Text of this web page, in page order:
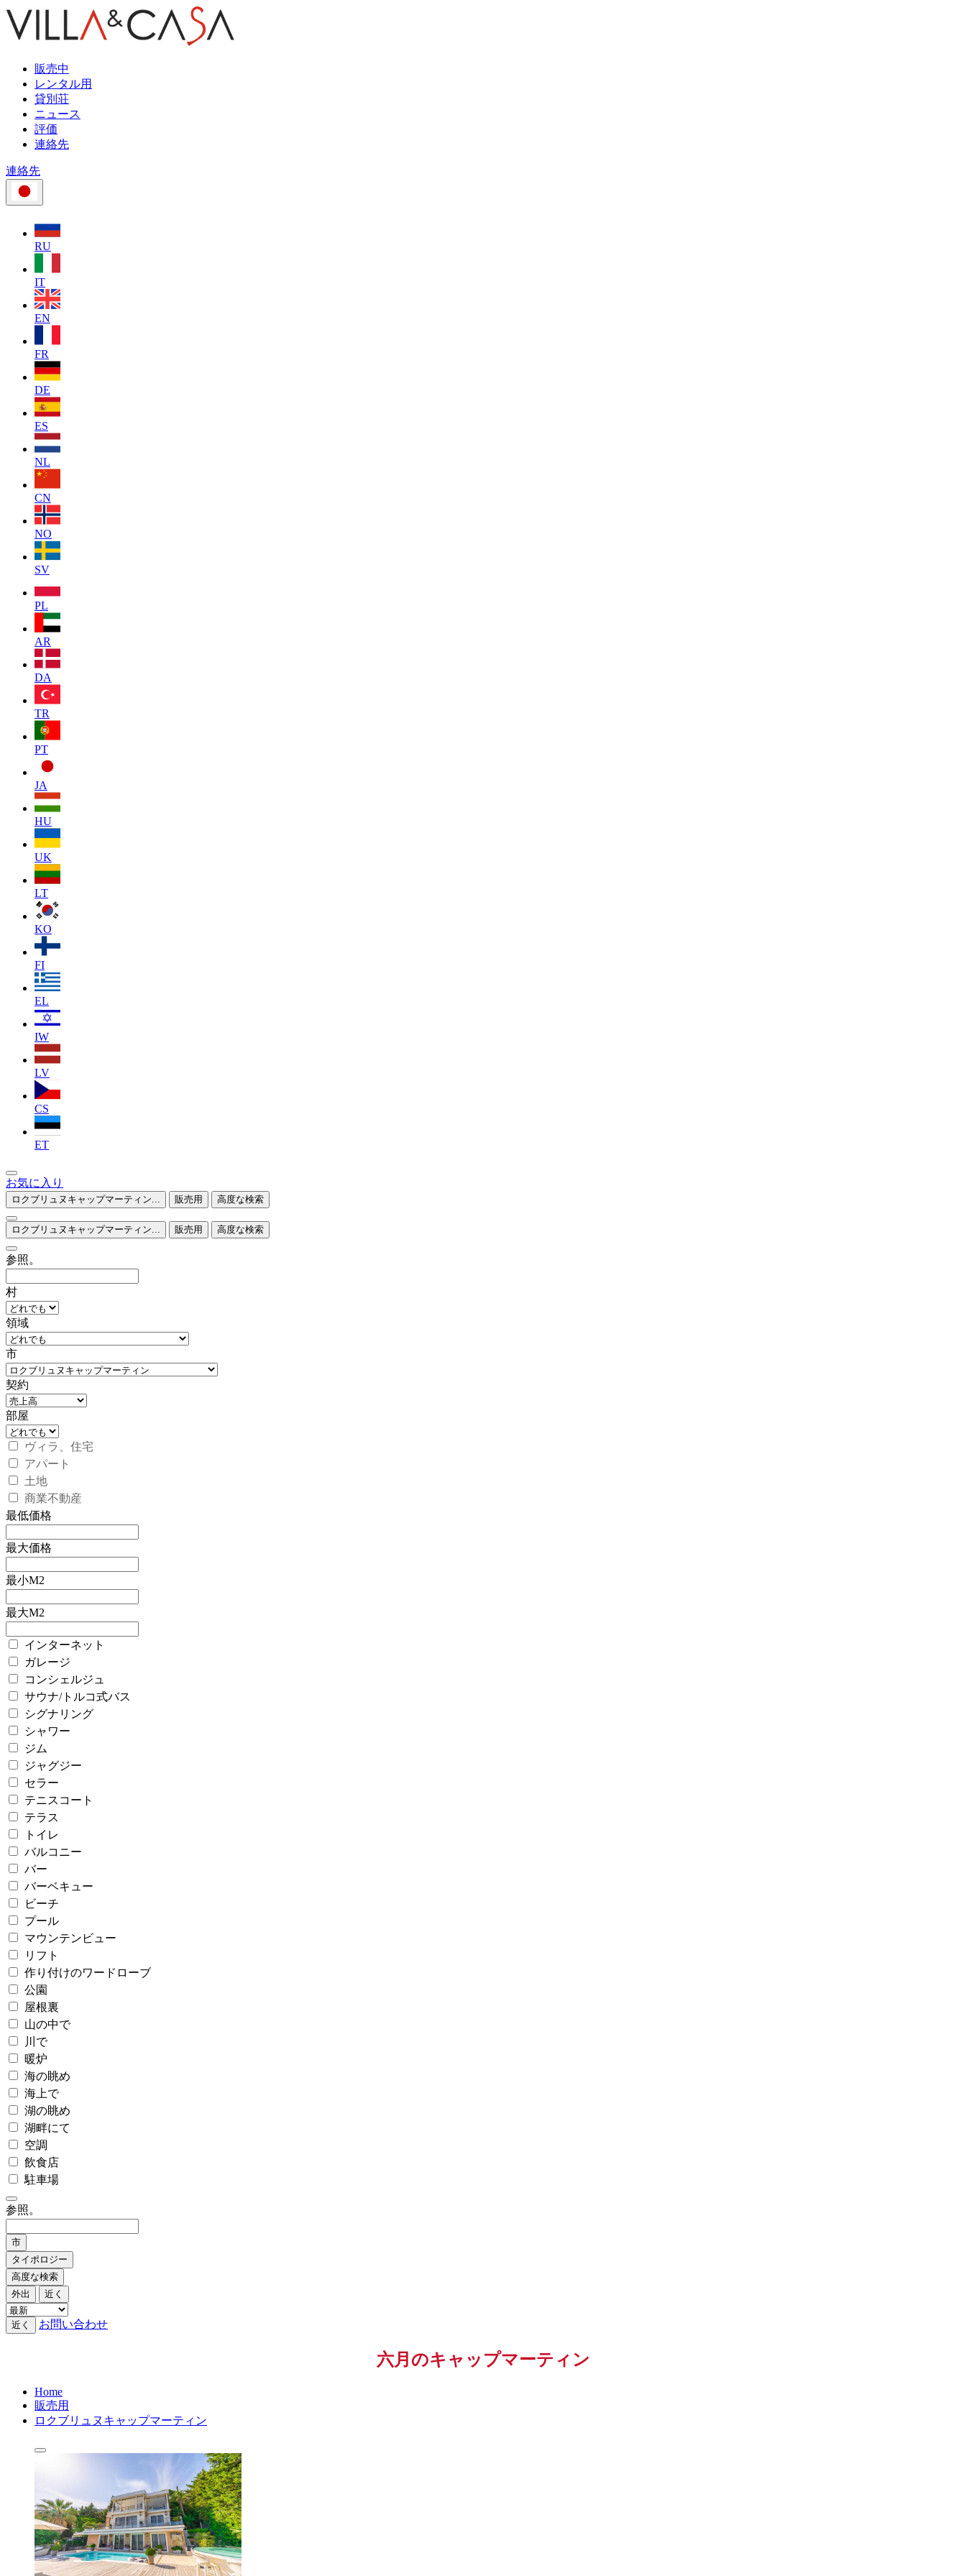
販売中
レンタル用
貸別荘
ニュース
評価
連絡先
連絡先
RU
IT
EN
FR
DE
ES
NL
CN
NO
SV
PL
AR
DA
TR
PT
JA
HU
UK
LT
KO
FI
EL
IW
LV
CS
ET
お気に入り
ロクブリュヌキャップマーティン... 販売用 高度な検索
ロクブリュヌキャップマーティン... 販売用 高度な検索
参照。
村
領域
市
契約
部屋
ヴィラ、住宅
アパート
土地
商業不動産
最低価格
最大価格
最小M2
最大M2
インターネット
ガレージ
コンシェルジュ
サウナ/トルコ式バス
シグナリング
シャワー
ジム
ジャグジー
セラー
テニスコート
テラス
トイレ
バルコニー
バー
バーベキュー
ビーチ
プール
マウンテンビュー
リフト
作り付けのワードローブ
公園
屋根裏
山の中で
川で
暖炉
海の眺め
海上で
湖の眺め
湖畔にて
空調
飲食店
駐車場
参照。
市
タイポロジー
高度な検索
外出
近く
近く お問い合わせ
六月のキャップマーティン
Home
販売用
ロクブリュヌキャップマーティン